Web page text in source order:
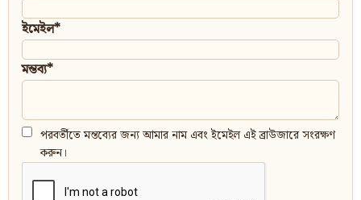
ইমেইল*
মন্তব্য*
পরবর্তীতে মন্তব্যের জন্য আমার নাম এবং ইমেইল এই ব্রাউজারে সংরক্ষণ
করুন।